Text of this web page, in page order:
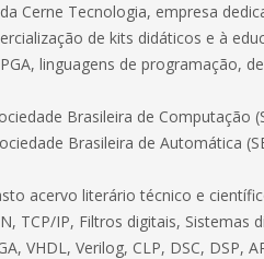
Cerne Tecnologia, empresa
de kits didáticos e à
linguagens de programação,
Brasileira de Computação
Brasileira de Automática
acervo literário técnico e
TCP/IP, Filtros digitais, Sistemas
VHDL, Verilog, CLP, DSC, DSP,